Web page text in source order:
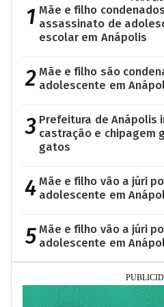
1 Mãe e filho
assassinato de
escolar em Anápolis
2 Mãe e filho são
adolescente em
3 Prefeitura de Anápolis
castração e chipagem
gatos
4 Mãe e filho vão a júri
adolescente em
5 Mãe e filho vão a júri
adolescente em